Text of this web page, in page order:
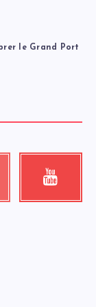
le Grand Port
Youtube
Regardez